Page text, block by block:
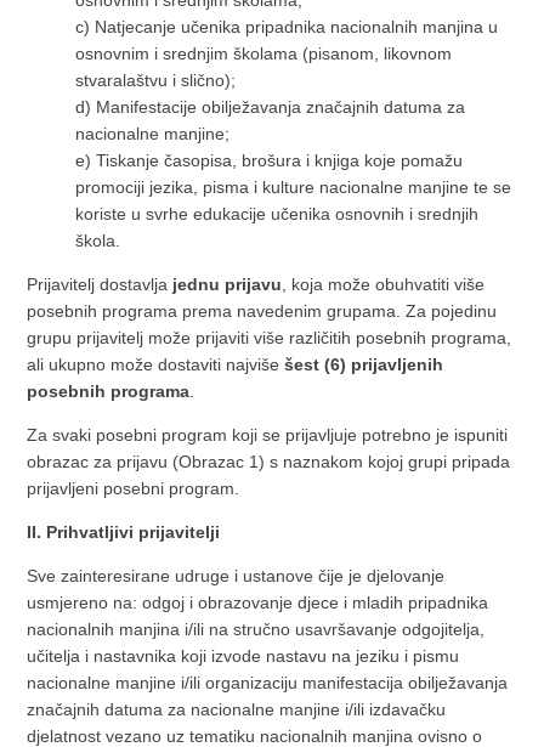
c) Natjecanje učenika pripadnika nacionalnih manjina u
osnovnim i srednjim školama (pisanom, likovnom
stvaralaštvu i slično);
d) Manifestacije obilježavanja značajnih datuma za
nacionalne manjine;
e) Tiskanje časopisa, brošura i knjiga koje pomažu
promociji jezika, pisma i kulture nacionalne manjine te se
koriste u svrhe edukacije učenika osnovnih i srednjih
škola.
Prijavitelj dostavlja jednu prijavu , koja može obuhvatiti više
posebnih programa prema navedenim grupama. Za pojedinu
grupu prijavitelj može prijaviti više različitih posebnih programa,
ali ukupno može dostaviti najvišešest (6) prijavljenih
posebnih programa
Za svaki posebni program koji se prijavljuje potrebno je ispuniti
obrazac za prijavu (Obrazac 1) s naznakom kojoj grupi pripada
prijavljeni posebni program.
II. Prihvatljivi prijavitelji
Sve zainteresirane udruge i ustanove čije je djelovanje
usmjereno na: odgoj i obrazovanje djece i mladih pripadnika
nacionalnih manjina i/ili na stručno usavršavanje odgojitelja,
učitelja i nastavnika koji izvode nastavu na jeziku i pismu
nacionalne manjine i/ili organizaciju manifestacija obilježavanja
značajnih datuma za nacionalne manjine i/ili izdavačku
djelatnost vezano uz tematiku nacionalnih manjina ovisno o